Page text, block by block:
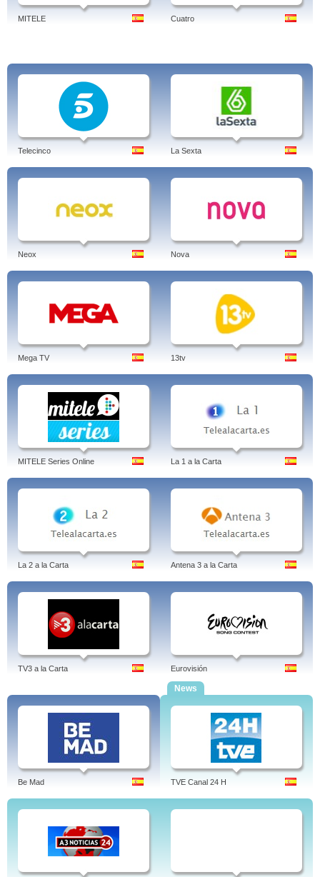
MITELE Cuatro
Telecinco La Sexta
Neox Nova
Mega TV 13tv
MITELE Series Online La 1 a la Carta
La 2 a la Carta Antena 3 a la Carta
TV3 a la Carta Eurovisión
Be Mad
News
TVE Canal 24 H